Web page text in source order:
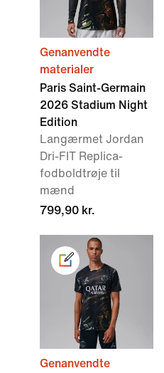
Genanvendte
materialer
Paris Saint-Germain
2026 Stadium Night
Edition
Langærmet Jordan
Dri-FIT Replica-
fodboldtrøje til
mænd
799,90 kr.
Genanvendte